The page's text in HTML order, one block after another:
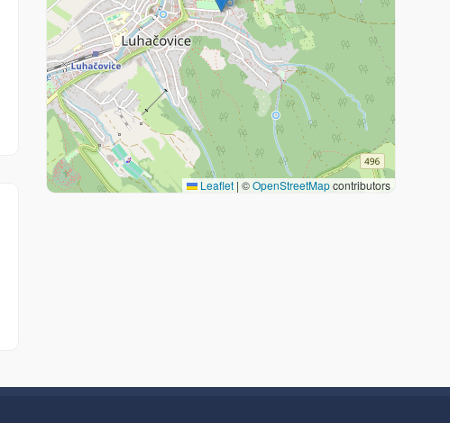
Leaflet | ©OpenStreetMapcontributors